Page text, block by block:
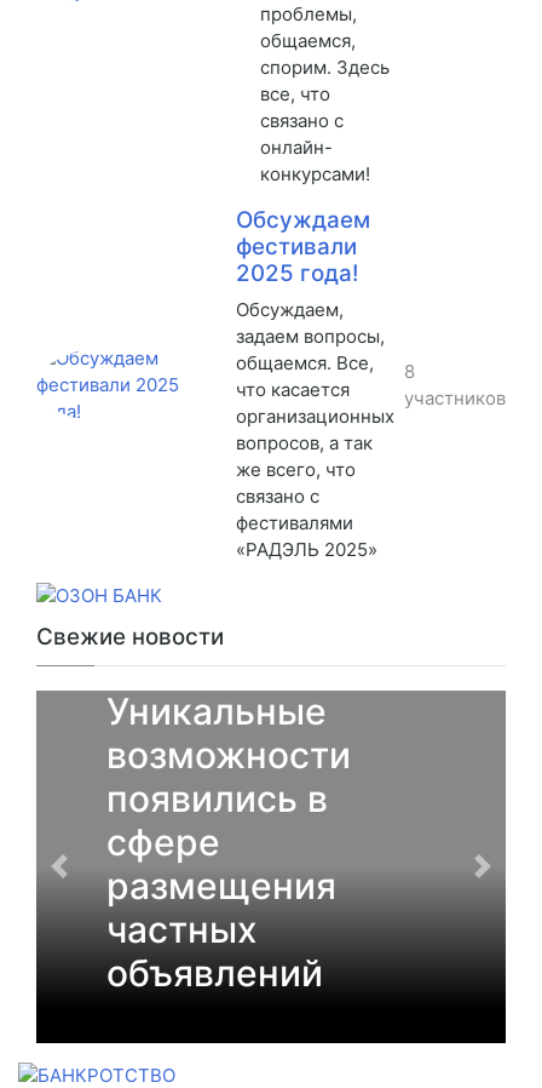
проблемы,
общаемся,
спорим. Здесь
все, что
связано с
онлайн-
конкурсами!
Обсуждаем
фестивали
2025 года!
Обсуждаем,
задаем вопросы,
общаемся. Все,
что касается
организационных
вопросов, а так
же всего, что
связано с
фестивалями
«РАДЭЛЬ 2025»
8
участников
Свежие новости
От партнеров
Уникальные
возможности
появились в
сфере
размещения
частных
объявлений